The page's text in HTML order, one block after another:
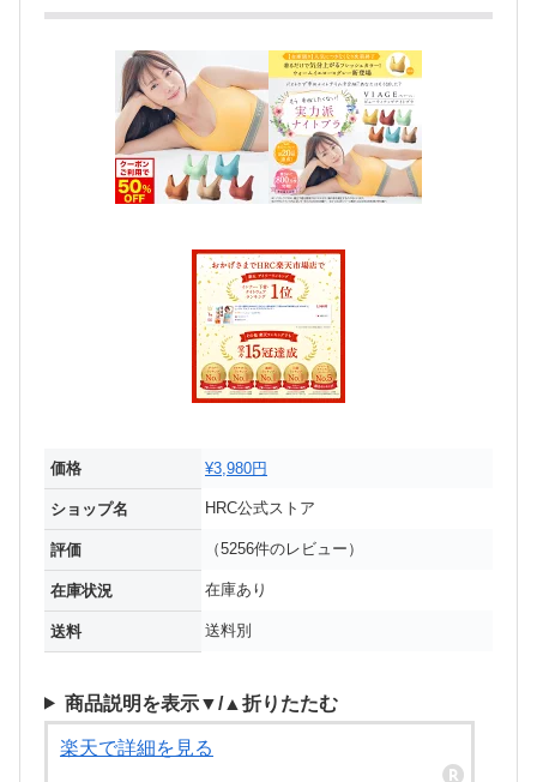
価格 ¥3,980円
ショップ名 HRC公式ストア
評価 （5256件のレビュー）
在庫状況 在庫あり
送料 送料別
商品説明を表示▼/▲折りたたむ
楽天で詳細を見る